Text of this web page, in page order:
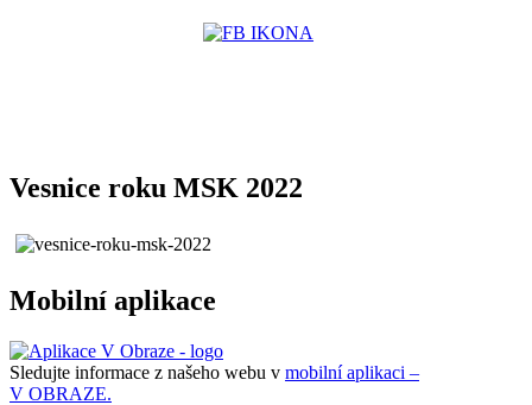
Vesnice roku MSK 2022
Mobilní aplikace
Sledujte informace z našeho webu v mobilní aplikaci –
V OBRAZE.